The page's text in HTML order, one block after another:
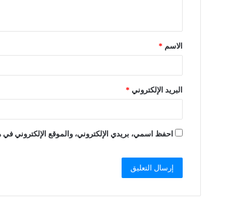
الاسم *
البريد الإلكتروني *
احفظ اسمي، بريدي الإلكتروني، والموقع الإلكتروني